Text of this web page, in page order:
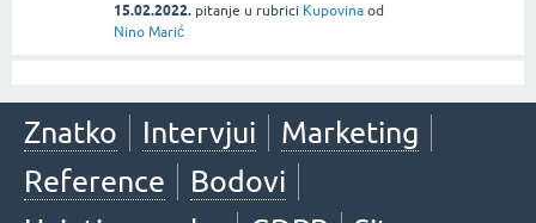
15.02.2022. pitanje u rubrici Kupovina od
Nino Marić
Znatko Intervjui
Marketing
Reference
Bodovi